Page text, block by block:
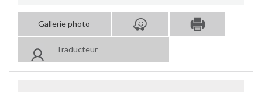
Gallerie photo
Traducteur